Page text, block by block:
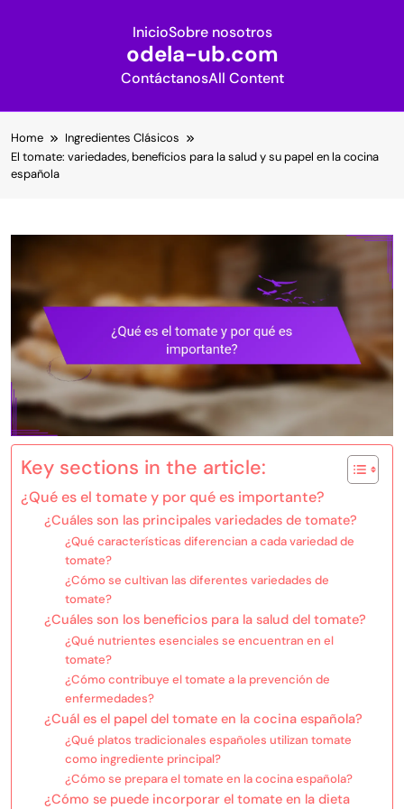
InicioSobre nosotros
odela-ub.com
ContáctanosAll Content
to
content
Home
Ingredientes Clásicos
El tomate: variedades, beneficios para la salud y su papel en la cocina
española
Key sections in the article:
¿Qué es el tomate y por qué es importante?
¿Cuáles son las principales variedades de tomate?
¿Qué características diferencian a cada variedad de
tomate?
¿Cómo se cultivan las diferentes variedades de
tomate?
¿Cuáles son los beneficios para la salud del tomate?
¿Qué nutrientes esenciales se encuentran en el
tomate?
¿Cómo contribuye el tomate a la prevención de
enfermedades?
¿Cuál es el papel del tomate en la cocina española?
¿Qué platos tradicionales españoles utilizan tomate
como ingrediente principal?
¿Cómo se prepara el tomate en la cocina española?
¿Cómo se puede incorporar el tomate en la dieta